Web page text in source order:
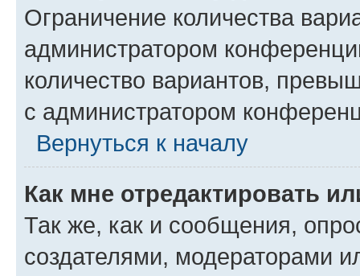
Ограничение количества
администратором
количество вариантов,
с администратором
Вернуться к началу
Как мне отредактировать
Так же, как и сообщения,
создателями, модераторами